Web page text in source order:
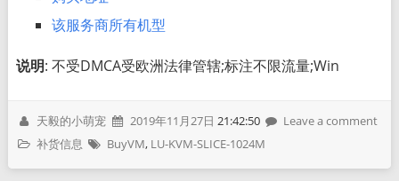
该服务商所有机型
说明: 不受DMCA受欧洲法律管辖;标注不限流量;Win
天毅的小萌宠 2019年11月27日 21:42:50
Leave a comment
补货信息
BuyVM, LU-KVM-SLICE-1024M